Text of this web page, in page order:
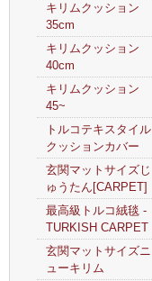
キリムクッション
35cm
キリムクッション
40cm
キリムクッション
45~
トルコテキスタイル
クッションカバー
玄関マットサイズじ
ゅうたん[CARPET]
最高級トルコ絨毯 -
TURKISH CARPET
玄関マットサイズニ
ューキリム